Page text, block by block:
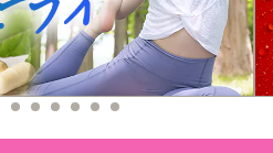
料表示をご参照ください。
お控え下さい。